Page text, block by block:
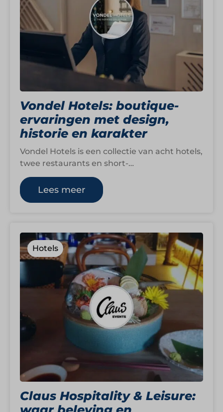
Vondel Hotels: boutique-
ervaringen met design,
historie en karakter
Vondel Hotels is een collectie van acht hotels,
twee restaurants en short-
stayappartementen waarin design,
geschiedenis, comfort en beleving
samenkomen. Elke…
Lees meer
Hotels
Claus Hospitality & Leisure: